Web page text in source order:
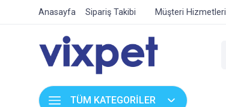
Anasayfa Sipariş Takibi Müşteri Hizmetleri
TÜM KATEGORİLER